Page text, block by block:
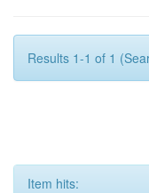
Results 1-1 of 1
Item hits: